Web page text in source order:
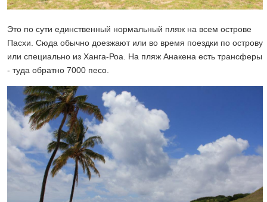
Это по сути единственный нормальный пляж на всем острове
Пасхи. Сюда обычно доезжают или во время поездки по острову
или специально из Ханга-Роа. На пляж Анакена есть трансферы
- туда обратно 7000 песо.